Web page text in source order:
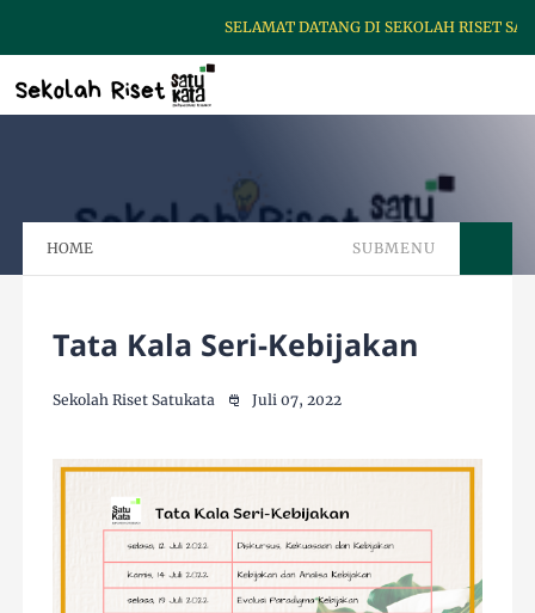
SELAMAT DATANG DI SEKOLAH RISET
HOME SUBMENU
Tata Kala Seri-Kebijakan
Sekolah Riset Satukata Juli 07, 2022